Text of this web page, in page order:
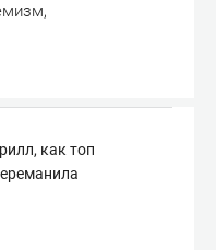
как топ